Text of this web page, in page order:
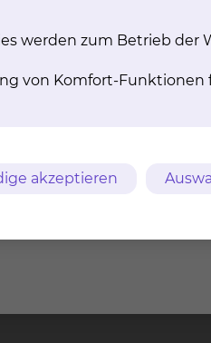
werden zum Betrieb der
von Komfort-Funktionen
akzeptieren